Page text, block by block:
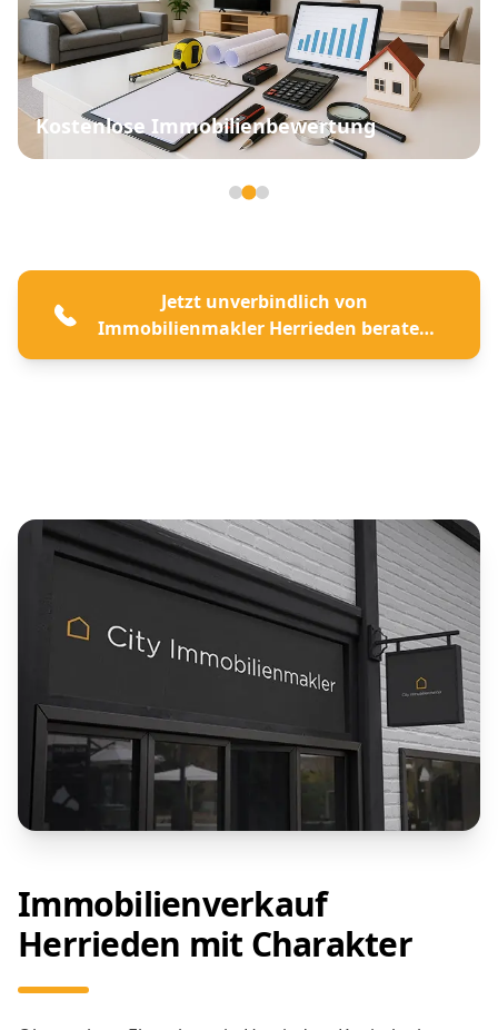
Kostenlose Immobilienbewertung
Jetzt unverbindlich von
Immobilienmakler Herrieden beraten
lassen
Immobilienverkauf
Herrieden mit Charakter